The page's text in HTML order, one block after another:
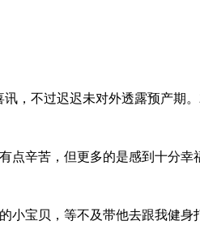
，不过迟迟未对外透露预产
辛苦，但更多的是感到十分
小宝贝，等不及带他去跟我健身